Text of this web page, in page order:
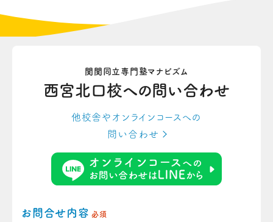
関関同立専門塾マナビズム
西宮北口校への問い合わせ
他校舎やオンラインコースへの
問い合わせ
お問合せ内容 必須